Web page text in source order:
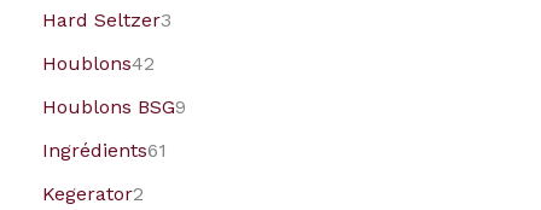
Hard Seltzer3
Houblons42
Houblons BSG9
Ingrédients61
Kegerator2